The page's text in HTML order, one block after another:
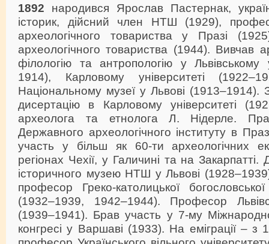
1892 народився Ярослав Пастернак,
історик, дійсний член НТШ (1929),
археологічного товариства у Празі
археологічного товариства (1944). Вивчав
філологію та антропологію у Львівському
1914), Карловому університеті
Національному музеї у Львові (1913–1914).
дисертацію в Карловому університеті
археолога та етнолога Л. Нідерле.
Державного археологічного інституту в
участь у більш як 60-ти археологічних
регіонах Чехії, у Галичині та на
історичного музею НТШ у Львові
професор Греко-католицької
(1932–1939, 1942–1944). Професор
(1939–1941). Брав участь у 7-му
конгресі у Варшаві (1933). На еміграції –